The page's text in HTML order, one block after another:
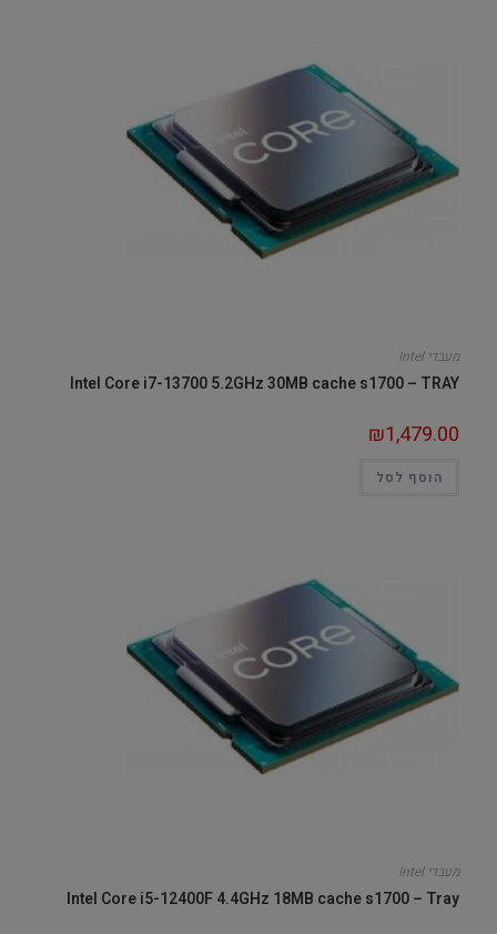
מעבדי Intel
Intel Core i7-13700 5.2GHz 30MB cache s1700 – TRAY
₪1,479.00
הוסף לסל
מעבדי Intel
Intel Core i5-12400F 4.4GHz 18MB cache s1700 – Tray